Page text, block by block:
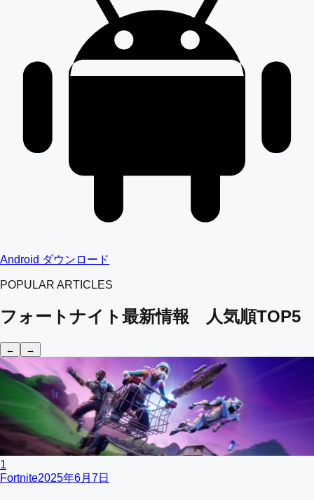
Android ダウンロード
POPULAR ARTICLES
フォートナイト最新情報 人気順TOP5
← →
1
Fortnite2025年6月7日